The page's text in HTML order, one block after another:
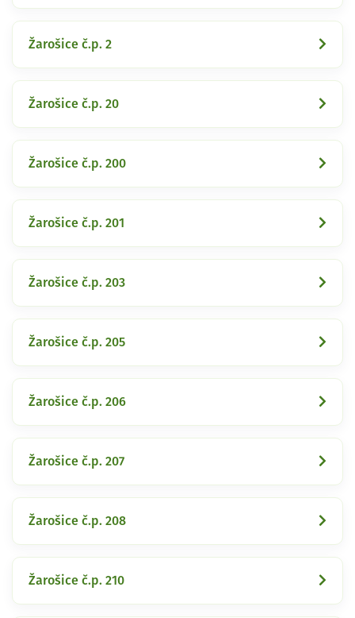
Žarošice č.p. 2
Žarošice č.p. 20
Žarošice č.p. 200
Žarošice č.p. 201
Žarošice č.p. 203
Žarošice č.p. 205
Žarošice č.p. 206
Žarošice č.p. 207
Žarošice č.p. 208
Žarošice č.p. 210